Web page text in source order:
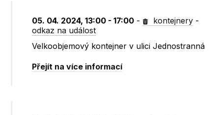
05. 04. 2024, 13:00 - 17:00 - kontejnery -
odkaz na událost
Velkoobjemový kontejner v ulici Jednostranná
Přejít na více informací